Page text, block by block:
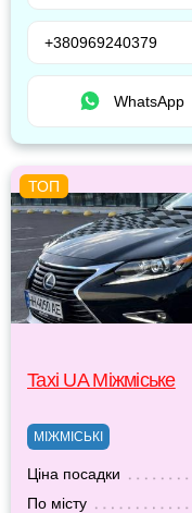
+380969240379
WhatsApp
Taxi UA Міжміське
МІЖМІСЬКІ
Ціна посадки
По місту